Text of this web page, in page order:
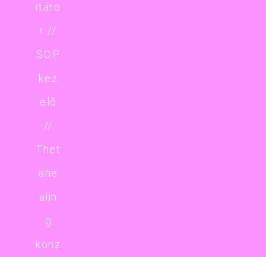
itáto
r //
SOP
kez
elő
//
Thet
ahe
alin
g
konz